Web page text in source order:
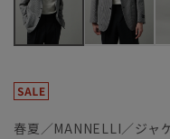
春夏／MANNELLI／ジャ